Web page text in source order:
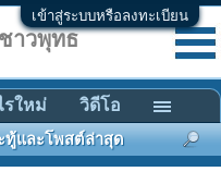
เข้าสู่ระบบหรือลงทะเบียน
าวพุทธ
ทู้และโพสต์ล่าสุด
รใหม่ วิดีโอ